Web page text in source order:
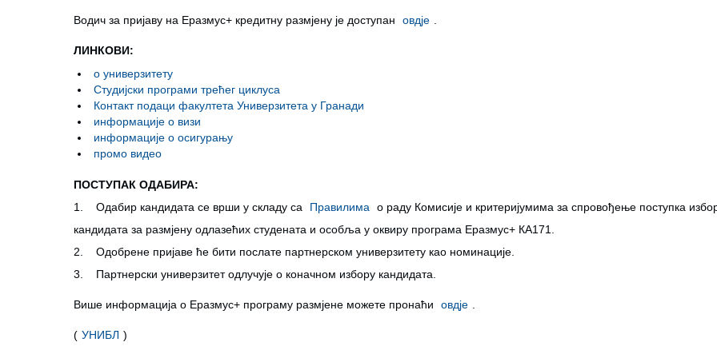
Водич за пријаву на Еразмус+ кредитну размјену је доступан овдје
ЛИНКОВИ:
о универзитету
Студијски програми трећег циклуса
Контакт подаци факултета Универзитета у Гранади
информације о визи
информације о осигурању
промо видео
ПОСТУПАК ОДАБИРА:
1. Одабир кандидата се врши у складу са
Правилима
о раду Комисије и критеријумима за спровођење поступка
кандидата за размјену одлазећих студената и особља у оквиру програма Еразмус+ КА171.
2. Одобрене пријаве ће бити послате партнерском универзитету као номинације.
3. Партнерски универзитет одлучује о коначном избору кандидата.
Више информација о Еразмус+ програму размјене можете пронаћи овдје
( УНИБЛ )